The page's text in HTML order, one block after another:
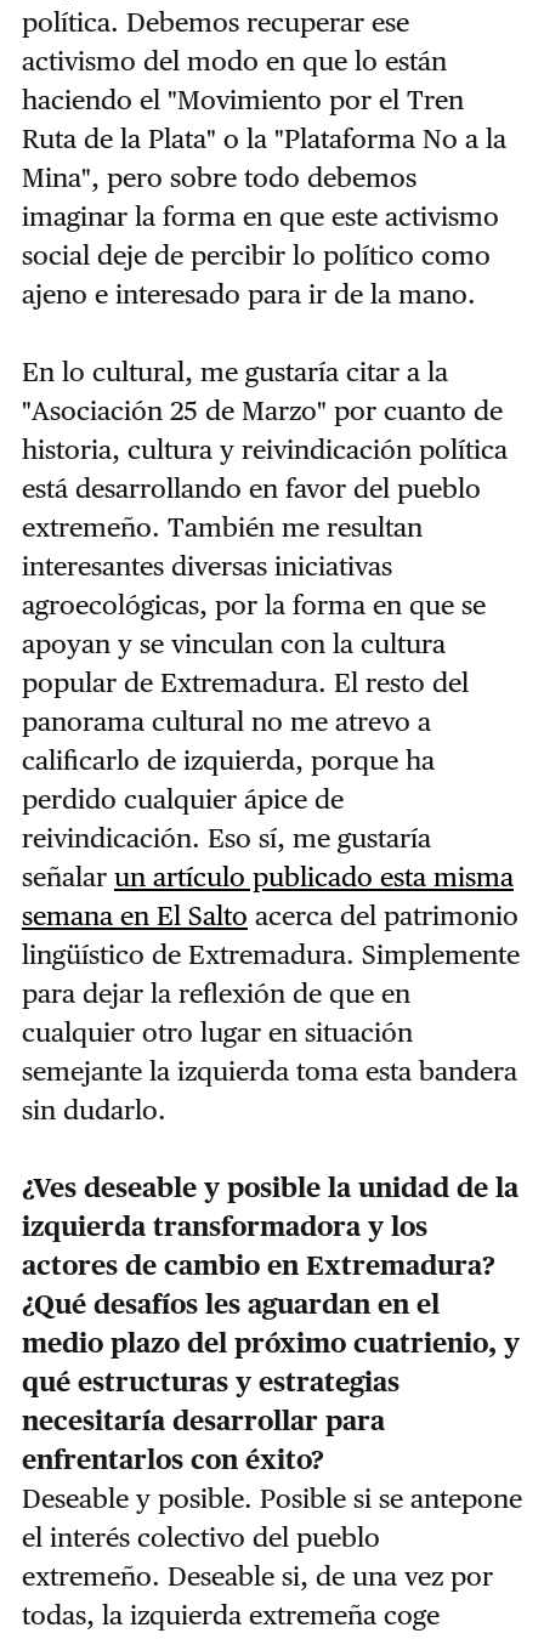
política. Debemos recuperar ese
activismo del modo en que lo están
haciendo el "Movimiento por el Tren
Ruta de la Plata" o la "Plataforma No a la
Mina", pero sobre todo debemos
imaginar la forma en que este activismo
social deje de percibir lo político como
ajeno e interesado para ir de la mano.
En lo cultural, me gustaría citar a la
"Asociación 25 de Marzo" por cuanto de
historia, cultura y reivindicación política
está desarrollando en favor del pueblo
extremeño. También me resultan
interesantes diversas iniciativas
agroecológicas, por la forma en que se
apoyan y se vinculan con la cultura
popular de Extremadura. El resto del
panorama cultural no me atrevo a
calificarlo de izquierda, porque ha
perdido cualquier ápice de
reivindicación. Eso sí, me gustaría
señalar un artículo publicado esta misma
semana en El Salto acerca del patrimonio
lingüístico de Extremadura. Simplemente
para dejar la reflexión de que en
cualquier otro lugar en situación
semejante la izquierda toma esta bandera
sin dudarlo.
¿Ves deseable y posible la unidad de la
izquierda transformadora y los
actores de cambio en Extremadura?
¿Qué desafíos les aguardan en el
medio plazo del próximo cuatrienio, y
qué estructuras y estrategias
necesitaría desarrollar para
enfrentarlos con éxito?
Deseable y posible. Posible si se antepone
el interés colectivo del pueblo
extremeño. Deseable si, de una vez por
todas, la izquierda extremeña coge